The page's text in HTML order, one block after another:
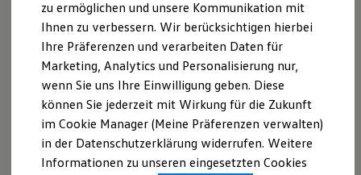
SUV und CUV
Familienautos
Kombis
Kompaktwagen
Sportwagen
Schnell verfügbare Fahrzeuge
Angebote und Produkte
Aktuelle Angebote
E-Auto-Förderung
Volkswagen Marktplatz
Die ENERGY Sondermodelle
25Modelle
NEU: KI TESTEN
Entdecken Sie Modelle, die perfekt zu
Ihnen passen.
zu ermöglichen und unsere Kommunikation mit
Ihnen zu verbessern. Wir berücksichtigen hierbei
Ihre Präferenzen und verarbeiten Daten für
Marketing, Analytics und Personalisierung nur,
wenn Sie uns Ihre Einwilligung geben. Diese
können Sie jederzeit mit Wirkung für die Zukunft
im Cookie Manager (Meine Präferenzen verwalten)
in der Datenschutzerklärung widerrufen. Weitere
Informationen zu unseren eingesetzten Cookies